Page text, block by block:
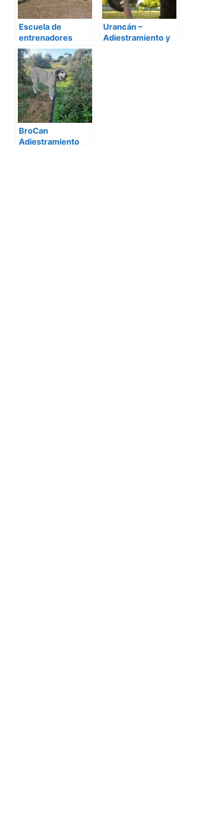
Escuela de
entrenadores
caninos “Moe
Szyslak” –
Adiestramiento y
educación canina
en Sevilla
Urancán –
Adiestramiento y
BroCan
Adiestramiento